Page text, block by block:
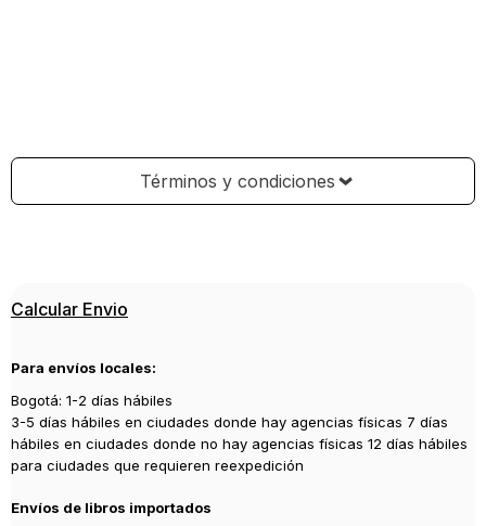
Términos y condiciones
Calcular Envio
Para envíos locales:
Bogotá: 1-2 días hábiles
3-5 días hábiles en ciudades donde hay agencias físicas 7 días
hábiles en ciudades donde no hay agencias físicas 12 días hábiles
para ciudades que requieren reexpedición
Envíos de libros importados